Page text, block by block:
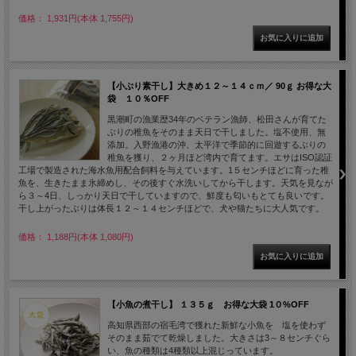
価格： 1,931円(本体 1,755円)
【小ぶり素干し】大きめ１２～１４ｃｍ／ 90ｇ お得な大
袋 １０％OFF
黒潮町の漁業歴34年のベテラン漁師、松田さんが育てた
ぶりの稚魚をそのまま天日で干しました。塩不使用、無
添加。入野漁港の沖、太平洋で季節的に回遊するぶりの
稚魚を獲り、２ヶ月ほど湾内で育てます。エサはISO認証
工場で製造された海水魚用配合飼料を与えています。1５センチほどに育った稚
魚を、生きたまま氷締めし、その後すぐ水洗いしてから干します。天気を見なが
ら３～4日、しっかり天日で干していますので、鮮度も匂いもとても良いです。
干し上がったぶりは体長１２～１４センチほどで、犬や猫たちに大人気です。
価格： 1,188円(本体 1,080円)
【小魚の煮干し】 １３５ｇ お得な大袋 1０%OFF
高知県西部の宿毛湾で獲れた新鮮な小魚を 塩を使わず
そのまま茹でて乾燥しました。大きさは3～８センチぐら
い、魚の種類は4種類以上混じっています。